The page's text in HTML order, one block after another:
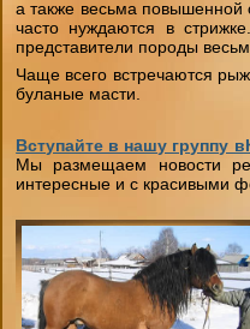
а также весьма повышенной
часто нуждаются в
представители породы
Чаще всего встречаются
буланые масти.
Вступайте в нашу группу
Мы размещаем новости
интересные и с красивыми